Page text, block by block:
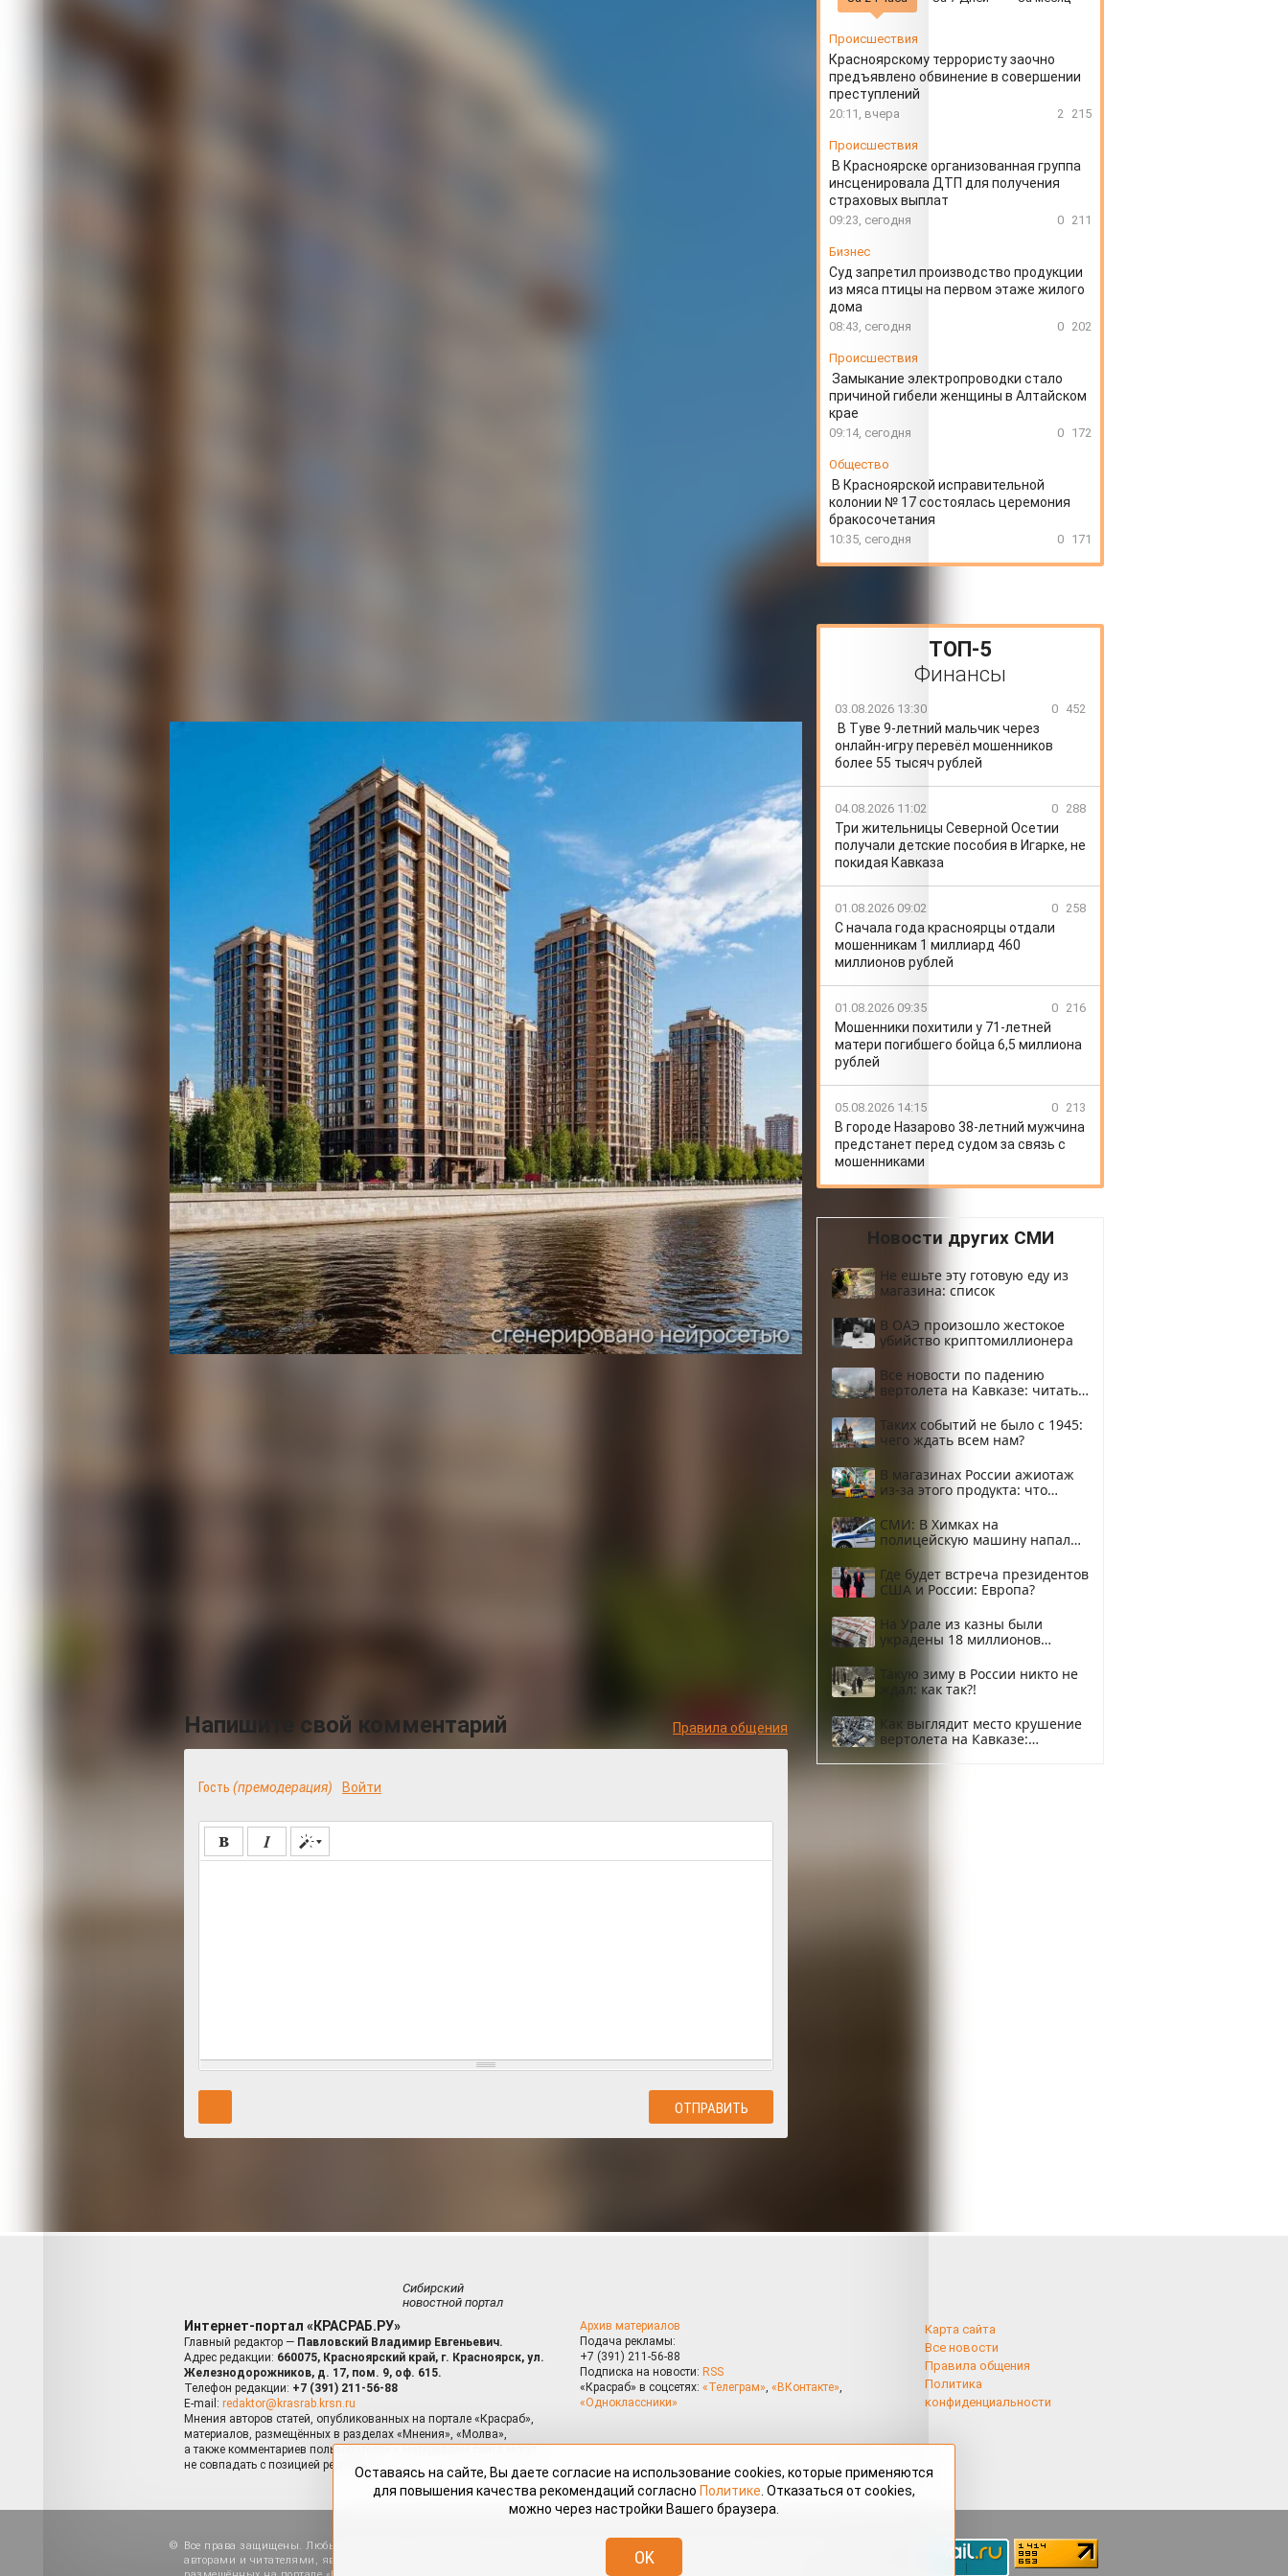
квартиру в Москве
Жительница города Бородино мечтала о просторной трёхкомнатной квартире в столичном
жилом комплексе на берегу Москвы-реки. В 2022 году она заключила договор участия в
долевом строительстве, произвела полную оплату и стала ждать заветные «квадратные
метры» общей проектной площадью 92,2 квадратных метра.
Весной 2025 года застройщик сообщил о завершении строительства и о готовности
объекта к передаче. Однако согласно представленному техническому плану площадь
квартиры уменьшилась до 91 квадратного метра.
Женщина неоднократно обращалась к застройщику с требованием вернуть деньги за
недостающую площадь, однако безрезультатно. Тогда она обратилась за помощью к
специалистам Роспотребнадзора.
Изучив договор, в управлении установили: требования потребителя полностью обоснованы.
Согласно условиям, при изменении площади более чем на 0,5 квадратных метра стороны
производят перерасчёт стоимости разницы площадей, который осуществляется по цене за
один квадратный метр, установленный договором.
Специалисты управления представили интересы потребителя в суде. Решением суда
исковые требования удовлетворены. В пользу бородинки с ООО «СЗ «Стадион Спартак»
взыскано 356 312 рублей, в том числе 278 958 рублей – денежные средства по договору
участия в долевом строительстве, 53 407 рублей – проценты за пользование чужими
денежными средствами, 10 000 рублей – моральный вред, 13 947 рублей – штраф.
Решение суда вступило в законную силу.
Читайте также
06.08 13:35
Ошибка сотрудницы Соцфонда чуть было не лишила семью выплаты пособия на детей
05.08 17:45
Прокуратура помогла дочери погибшего участника СВО получить положенные выплаты
05.08 14:15
Напишите свой комментарий Правила общения
Гость (премодерация) Войти
Происшествия
Красноярскому террористу заочно
предъявлено обвинение в совершении
преступлений
20:11, вчера 2 215
Происшествия
В Красноярске организованная группа
инсценировала ДТП для получения
страховых выплат
09:23, сегодня 0 211
Бизнес
Суд запретил производство продукции
из мяса птицы на первом этаже жилого
дома
08:43, сегодня 0 202
Происшествия
Замыкание электропроводки стало
причиной гибели женщины в Алтайском
крае
09:14, сегодня 0 172
Общество
В Красноярской исправительной
колонии № 17 состоялась церемония
бракосочетания
10:35, сегодня 0 171
ТОП-5
Финансы
03.08.2026 13:30 0 452
В Туве 9-летний мальчик через
онлайн-игру перевёл мошенников
более 55 тысяч рублей
04.08.2026 11:02 0 288
Три жительницы Северной Осетии
получали детские пособия в Игарке, не
покидая Кавказа
01.08.2026 09:02 0 258
С начала года красноярцы отдали
мошенникам 1 миллиард 460
миллионов рублей
01.08.2026 09:35 0 216
Мошенники похитили у 71-летней
матери погибшего бойца 6,5 миллиона
рублей
05.08.2026 14:15 0 213
В городе Назарово 38-летний мужчина
предстанет перед судом за связь с
мошенниками
Новости других СМИ
Не ешьте эту готовую еду из
магазина: список
В ОАЭ произошло жестокое
убийство криптомиллионера
Все новости по падению
вертолета на Кавказе: читать
Таких событий не было с 1945:
чего ждать всем нам?
В магазинах России ажиотаж
из-за этого продукта: что
СМИ: В Химках на
полицейскую машину напали
Где будет встреча президентов
США и России: Европа?
На Урале из казны были
украдены 18 миллионов
Такую зиму в России никто не
ждал: как так?!
Как выглядит место крушение
вертолета на Кавказе:
Сибирский
новостной портал
Интернет-портал «КРАСРАБ.РУ»
Главный редактор — Павловский Владимир Евгеньевич.
Адрес редакции: 660075, Красноярский край, г. Красноярск, ул.
Железнодорожников, д. 17, пом. 9, оф. 615.
Телефон редакции: +7 (391) 211-56-88
E-mail: redaktor@krasrab.krsn.ru
Мнения авторов статей, опубликованных на портале «Красраб»,
материалов, размещённых в разделах «Мнения», «Молва»,
а также комментариев пользователей к материалам сайта могут
не совпадать с позицией редакции.
Архив материалов
Подача рекламы:
+7 (391) 211-56-88
Подписка на новости: RSS
«Красраб» в соцсетях: «Телеграм», «ВКонтакте»,
«Одноклассники»
Карта сайта
Все новости
Правила общения
Политика
конфиденциальности
Все права защищены. Любые материалы, размещённые на портале «Красраб.ру» сотрудниками редакции, нештатными
авторами и читателями, являются объектами авторского права. Полное или частичное использование материалов,
Оставаясь на сайте, Вы даете согласие на использование cookies, которые применяются
для повышения качества рекомендаций согласно Политике . Отказаться от cookies,
можно через настройки Вашего браузера.
OK